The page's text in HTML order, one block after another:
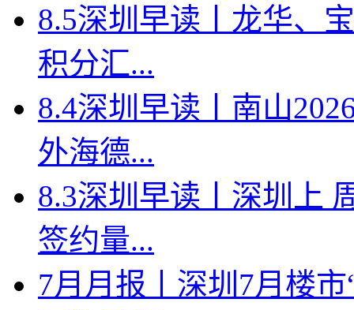
8.5深圳早读丨龙华、
积分汇...
8.4深圳早读丨南山
外海德...
8.3深圳早读丨深圳上
签约量...
7月月报丨深圳7月楼